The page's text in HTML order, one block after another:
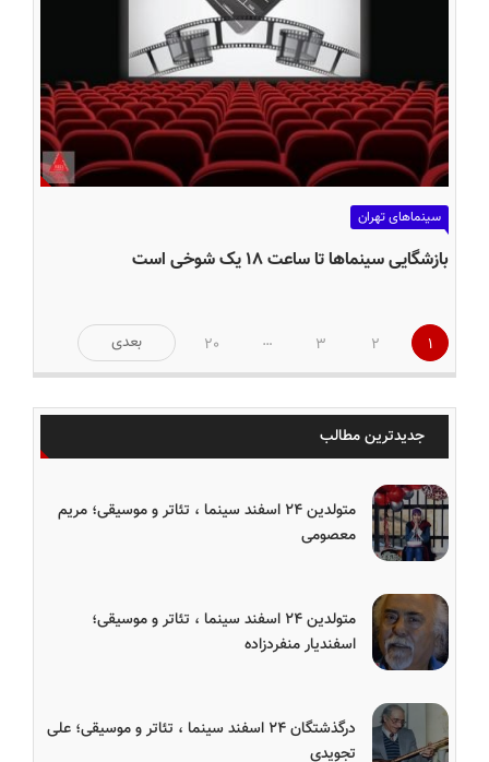
سینماهای تهران
بازشگایی سینماها تا ساعت ۱۸ یک شوخی است
صفحه‌بندی
نوشته‌ها
1
2
3
…
20 بعدی
جدیدترین مطالب
متولدین ۲۴ اسفند سینما ، تئاتر و موسیقی؛ مریم
معصومی
متولدین ۲۴ اسفند سینما ، تئاتر و موسیقی؛
اسفندیار منفردزاده
درگذشتگان ۲۴ اسفند سینما ، تئاتر و موسیقی؛ علی
تجویدی